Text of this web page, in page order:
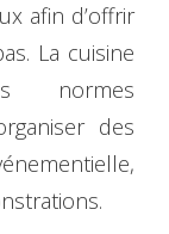
afin d’offrir
La cuisine
normes
des